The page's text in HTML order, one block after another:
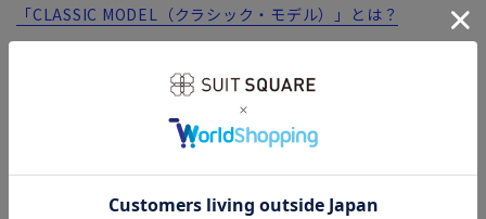
「CLASSIC MODEL（クラシック・モデル）」とは？
木曽川の豊かな水と特有の自然環境に恵まれ、古くから織物生
産が盛んに行われてきた尾州地区。イタリアのビエラ、イギリ
スのハダースフィールドと並ぶ世界三大織物産地の一つに称さ
れています。生み出される高い品質は、国内はもちろん海外の
ハイブランドからも信頼を集めています。今回は、ハリ感とマ